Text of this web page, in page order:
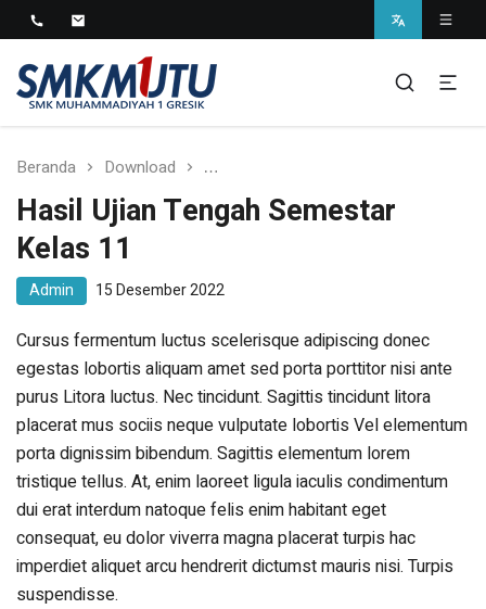
SMK Muhammadiyah 1
Gresik
Beranda Download Hasil Ujian Tengah Semestar Kelas
Hasil Ujian Tengah Semestar
Kelas 11
Admin 15 Desember 2022
Cursus fermentum luctus scelerisque adipiscing donec
egestas lobortis aliquam amet sed porta porttitor nisi ante
purus Litora luctus. Nec tincidunt. Sagittis tincidunt litora
placerat mus sociis neque vulputate lobortis Vel elementum
porta dignissim bibendum. Sagittis elementum lorem
tristique tellus. At, enim laoreet ligula iaculis condimentum
dui erat interdum natoque felis enim habitant eget
consequat, eu dolor viverra magna placerat turpis hac
imperdiet aliquet arcu hendrerit dictumst mauris nisi. Turpis
suspendisse.